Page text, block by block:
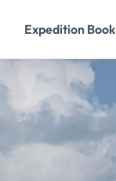
Expedition Book